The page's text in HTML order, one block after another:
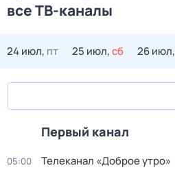
все ТВ-каналы
24 июл, пт 25 июл,сб 26 июл,
Первый канал
05:00 Телеканал «Доброе утро»